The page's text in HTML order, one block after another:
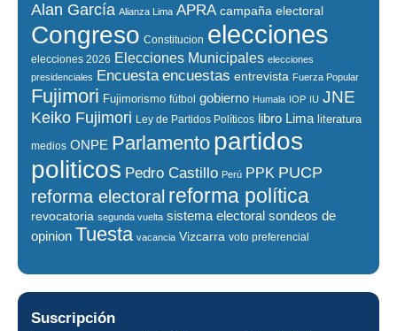
Alan García Alianza Lima APRA campaña electoral
Congreso Constitucion elecciones
elecciones 2026 Elecciones Municipales elecciones
presidenciales
Encuesta encuestas entrevista Fuerza Popular
Fujimori Fujimorismo fútbol gobierno Humala IOP IU JNE
Keiko Fujimori Ley de Partidos Políticos libro Lima literatura
medios ONPE Parlamento partidos
politicos Pedro Castillo Perú PPK PUCP
reforma electoral reforma política
revocatoria segunda vuelta sistema electoral sondeos de
opinion Tuesta vacancia Vizcarra voto preferencial
Suscripción